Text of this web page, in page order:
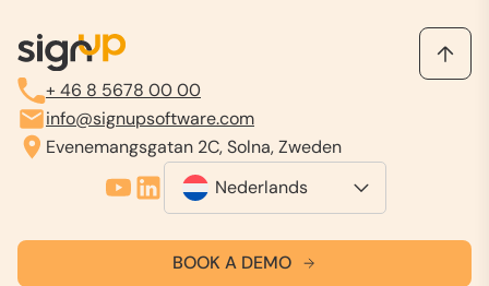
+ 46 8 5678 00 00
info@signupsoftware.com
Evenemangsgatan 2C, Solna, Zweden
BOOK A DEMO
Nederlands